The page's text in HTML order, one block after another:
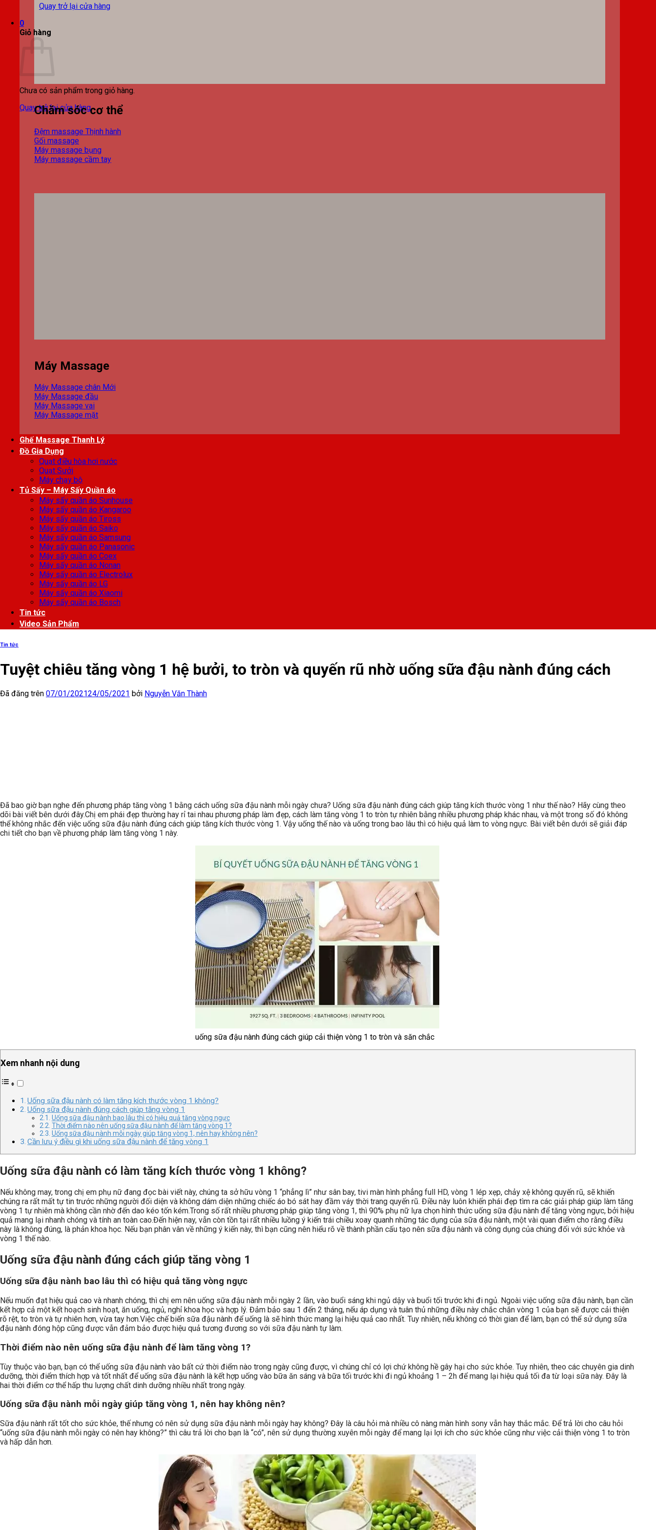
Quay trở lại cửa hàng
0
Giỏ hàng
Chưa có sản phẩm trong giỏ hàng.
Quay trở lại cửa hàng
Chăm sóc cơ thể
Đệm massage
Gối massage
Máy massage bụng
Máy massage cầm tay
Máy Massage
Máy Massage chân
Máy Massage đầu
Máy Massage vai
Máy Massage mặt
Ghế Massage Thanh Lý
Đồ Gia Dụng
Quạt điều hòa hơi nước
Quạt Sưởi
Máy chạy bộ
Tủ Sấy – Máy Sấy Quần áo
Máy sấy quần áo Sunhouse
Máy sấy quần áo Kangaroo
Máy sấy quần áo Tiross
Máy sấy quần áo Saiko
Máy sấy quần áo Samsung
Máy sấy quần áo Panasonic
Máy sấy quần áo Coex
Máy sấy quần áo Nonan
Máy sấy quần áo Electrolux
Máy sấy quần áo LG
Máy sấy quần áo Xiaomi
Máy sấy quần áo Bosch
Tin tức
Video Sản Phẩm
Tin tức
Tuyệt chiêu tăng vòng 1 hệ bưởi, to tròn và quyến rũ nhờ uống sữa đậu nành đúng cách
Đã đăng trên 07/01/202124/05/2021 bởi Nguyễn Văn Thành
Đã bao giờ bạn nghe đến phương pháp tăng vòng 1 bằng cách uống sữa đậu nành mỗi ngày chưa? Uống sữa đậu nành đúng cách giúp tăng kích thước vòng 1 như thế nào? Hãy cùng theo
dõi bài viết bên dưới đây.Chị em phái đẹp thường hay rỉ tai nhau phương pháp làm đẹp, cách làm tăng vòng 1 to tròn tự nhiên bằng nhiều phương pháp khác nhau, và một trong số đó không
thể không nhắc đến việc uống sữa đậu nành đúng cách giúp tăng kích thước vòng 1. Vậy uống thế nào và uống trong bao lâu thì có hiệu quả làm to vòng ngực. Bài viết bên dưới sẽ giải đáp
chi tiết cho bạn về phương pháp làm tăng vòng 1 này.
uống sữa đậu nành đúng cách giúp cải thiện vòng 1 to tròn và săn chắc
Xem nhanh nội dung
Uống sữa đậu nành có làm tăng kích thước vòng 1 không?
Uống sữa đậu nành đúng cách giúp tăng vòng 1
Uống sữa đậu nành bao lâu thì có hiệu quả tăng vòng ngực
Thời điểm nào nên uống sữa đậu nành để làm tăng vòng 1?
Uống sữa đậu nành mỗi ngày giúp tăng vòng 1, nên hay không nên?
Cần lưu ý điều gì khi uống sữa đậu nành để tăng vòng 1
Uống sữa đậu nành có làm tăng kích thước vòng 1 không?
Nếu không may, trong chị em phụ nữ đang đọc bài viết này, chúng ta sở hữu vòng 1 “phẳng lì” như sân bay, tivi màn hình phẳng full HD, vòng 1 lép xẹp, chảy xệ không quyến rũ, sẽ khiến
chúng ra rất mất tự tin trước những người đối diện và không dám diện những chiếc áo bó sát hay đầm váy thời trang quyến rũ. Điều này luôn khiến phái đẹp tìm ra các giải pháp giúp làm tăng
vòng 1 tự nhiên mà không cần nhờ đến dao kéo tốn kém.Trong số rất nhiều phương pháp giúp tăng vòng 1, thì 90% phụ nữ lựa chọn hình thức uống sữa đậu nành để tăng vòng ngực, bởi hiệu
quả mang lại nhanh chóng và tính an toàn cao.Đến hiện nay, vẫn còn tồn tại rất nhiều luồng ý kiến trái chiều xoay quanh những tác dụng của sữa đậu nành, một vài quan điểm cho rằng điều
này là không đúng, là phản khoa học. Nếu bạn phân vân về những ý kiến này, thì bạn cũng nên hiểu rõ về thành phần cấu tạo nên sữa đậu nành và công dụng của chúng đối với sức khỏe và
vòng 1 thế nào.
Uống sữa đậu nành đúng cách giúp tăng vòng 1
Uống sữa đậu nành bao lâu thì có hiệu quả tăng vòng ngực
Nếu muốn đạt hiệu quả cao và nhanh chóng, thì chị em nên uống sữa đậu nành mỗi ngày 2 lần, vào buổi sáng khi ngủ dậy và buổi tối trước khi đi ngủ. Ngoài việc uống sữa đậu nành, bạn cần
kết hợp cả một kết hoạch sinh hoạt, ăn uống, ngủ, nghỉ khoa học và hợp lý. Đảm bảo sau 1 đến 2 tháng, nếu áp dụng và tuân thủ những điều này chắc chắn vòng 1 của bạn sẽ được cải thiện
rõ rệt, to tròn và tự nhiên hơn, vừa tay hơn.Việc chế biến sữa đậu nành để uống là sẽ hình thức mang lại hiệu quả cao nhất. Tuy nhiên, nếu không có thời gian để làm, bạn có thể sử dụng sữa
đậu nành đóng hộp cũng được vẫn đảm bảo được hiệu quả tương đương so với sữa đậu nành tự làm.
Thời điểm nào nên uống sữa đậu nành để làm tăng vòng 1?
Tùy thuộc vào bạn, bạn có thể uống sữa đậu nành vào bất cứ thời điểm nào trong ngày cũng được, vì chúng chỉ có lợi chứ không hề gây hại cho sức khỏe. Tuy nhiên, theo các chuyên gia dinh
dưỡng, thời điểm thích hợp và tốt nhất để uống sữa đậu nành là kết hợp uống vào bữa ăn sáng và bữa tối trước khi đi ngủ khoảng 1 – 2h để mang lại hiệu quả tối đa từ loại sữa này. Đây là
hai thời điểm cơ thể hấp thu lượng chất dinh dưỡng nhiều nhất trong ngày.
Uống sữa đậu nành mỗi ngày giúp tăng vòng 1, nên hay không nên?
Sữa đậu nành rất tốt cho sức khỏe, thế nhưng có nên sử dụng sữa đậu nành mỗi ngày hay không? Đây là câu hỏi mà nhiều cô nàng màn hình sony vẫn hay thắc mắc. Để trả lời cho câu hỏi
“uống sữa đậu nành mỗi ngày có nên hay không?” thì câu trả lời cho bạn là “có”, nên sử dụng thường xuyên mỗi ngày để mang lại lợi ích cho sức khỏe cũng như việc cải thiện vòng 1 to tròn
và hấp dẫn hơn.